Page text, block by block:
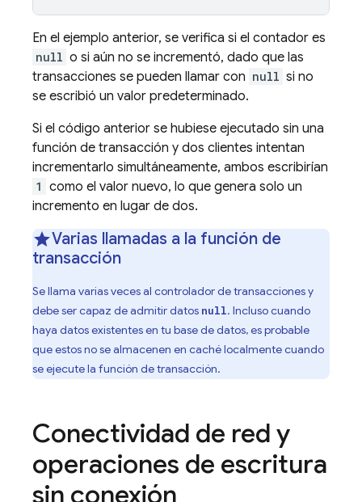
En el ejemplo anterior, se verifica si el contador es
null o si aún no se incrementó, dado que las
transacciones se pueden llamar con null si no
se escribió un valor predeterminado.
Si el código anterior se hubiese ejecutado sin una
función de transacción y dos clientes intentan
incrementarlo simultáneamente, ambos escribirían
1 como el valor nuevo, lo que genera solo un
incremento en lugar de dos.
Varias llamadas a la función de
transacción
Se llama varias veces al controlador de transacciones y
debe ser capaz de admitir datos null. Incluso cuando
haya datos existentes en tu base de datos, es probable
que estos no se almacenen en caché localmente cuando
se ejecute la función de transacción.
Conectividad de red y
operaciones de escritura
sin conexión